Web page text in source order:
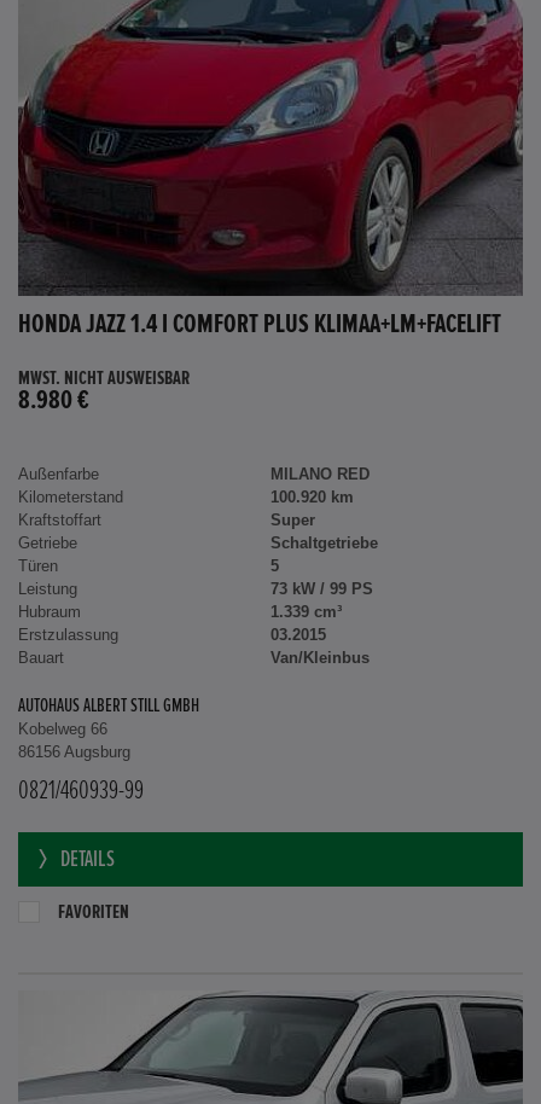
HONDA JAZZ 1.4 I COMFORT PLUS KLIMAA+LM+FACELIFT
MWST. NICHT AUSWEISBAR
8.980 €
Außenfarbe
MILANO RED
Kilometerstand
100.920 km
Kraftstoffart
Super
Getriebe
Schaltgetriebe
Türen
5
Leistung
73 kW / 99 PS
Hubraum
1.339 cm³
Erstzulassung
03.2015
Bauart
Van/Kleinbus
AUTOHAUS ALBERT STILL GMBH
Kobelweg 66
86156 Augsburg
0821/460939-99
DETAILS
FAVORITEN